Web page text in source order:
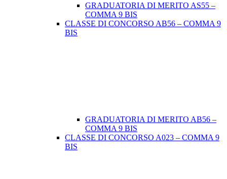
GRADUATORIA DI MERITO AS55 –
COMMA 9 BIS
CLASSE DI CONCORSO AB56 – COMMA 9
BIS
GRADUATORIA DI MERITO AB56 –
COMMA 9 BIS
CLASSE DI CONCORSO A023 – COMMA 9
BIS